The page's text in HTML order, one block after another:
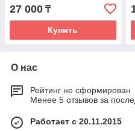
27 000 ₸
Купить
О нас
Рейтинг не сформирован
Менее 5 отзывов за
Работает с 20.11.2015